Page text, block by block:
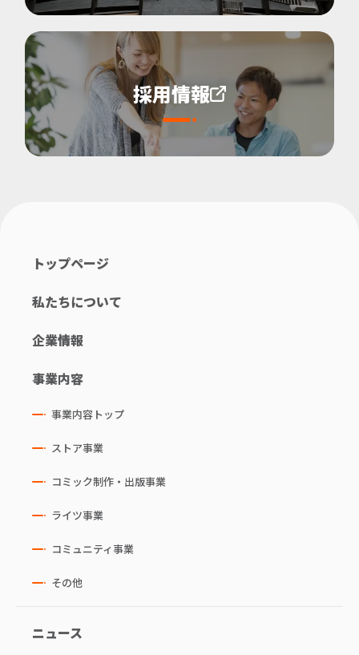
採用情報
トップページ
私たちについて
企業情報
事業内容
事業内容トップ
ストア事業
コミック制作・出版事業
ライツ事業
コミュニティ事業
その他
ニュース